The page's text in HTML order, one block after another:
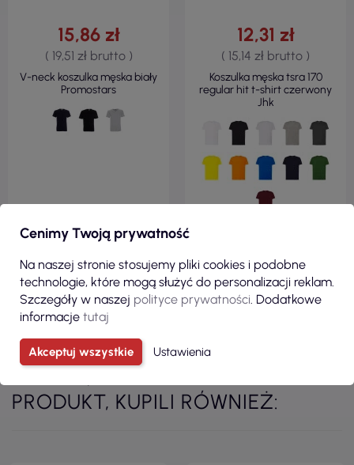
ZOBACZ
15,86 zł
( 19,51 zł brutto )
V-neck koszulka męska biały
Promostars
12,31 zł
( 15,14 zł brutto )
Koszulka męska tsra 170
regular hit t-shirt czerwony
Jhk
Zobacz wszystkie produkty z kategorii
PRODUKT, KUPILI RÓWNIEŻ:
Cenimy Twoją prywatność
Na naszej stronie stosujemy pliki cookies i podobne
technologie, które mogą służyć do personalizacji reklam.
Szczegóły w naszej polityce prywatności. Dodatkowe
informacje tutaj
Akceptuj wszystkie Ustawienia